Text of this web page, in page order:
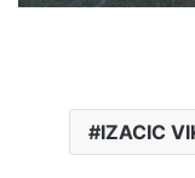
IZACIC